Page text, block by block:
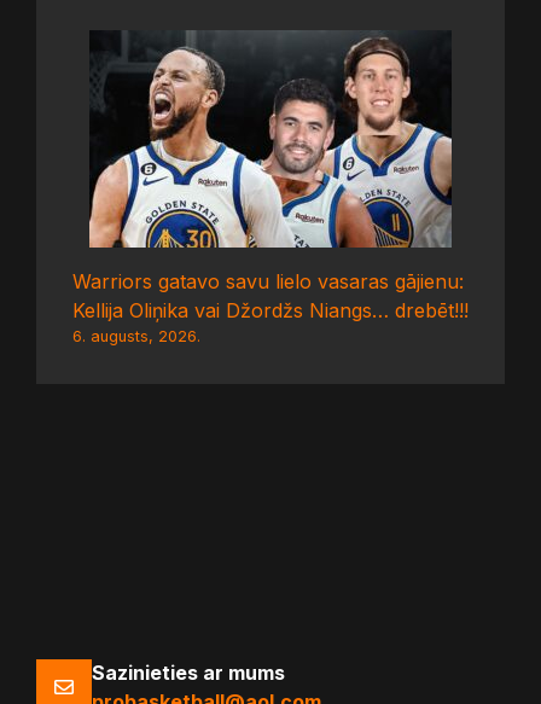
Warriors gatavo savu lielo vasaras gājienu:
Kellija Oliņika vai Džordžs Niangs… drebēt!!!
6. augusts, 2026.
Sazinieties ar mums